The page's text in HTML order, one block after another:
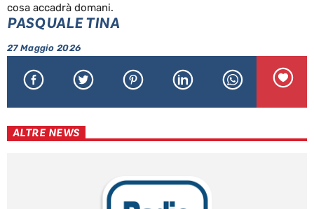
cosa accadrà domani.
PASQUALE TINA
27 Maggio 2026
ALTRE NEWS